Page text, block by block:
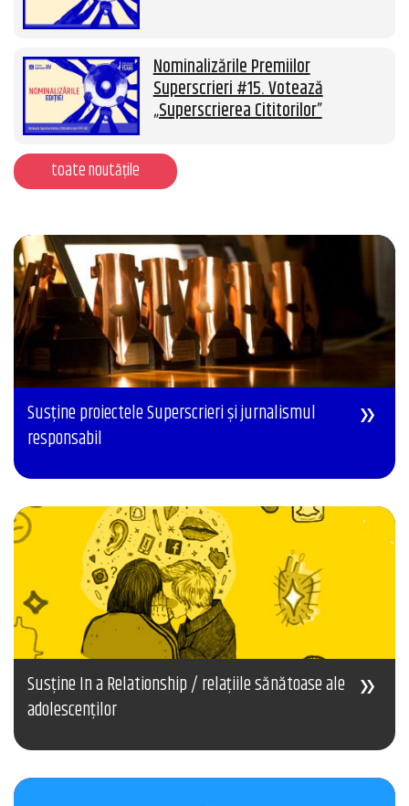
Nominalizările Premiilor
Superscrieri #15. Votează
„Superscrierea Cititorilor”
toate noutățile
Susține proiectele Superscrieri și jurnalismul
responsabil
Susține In a Relationship / relațiile sănătoase ale
adolescenților